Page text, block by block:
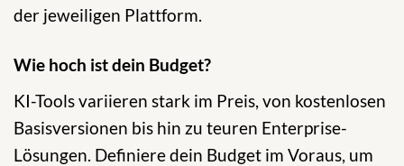
der jeweiligen Plattform.
Wie hoch ist dein Budget?
KI-Tools variieren stark im Preis, von kostenlosen
Basisversionen bis hin zu teuren Enterprise-
Lösungen. Definiere dein Budget im Voraus, um